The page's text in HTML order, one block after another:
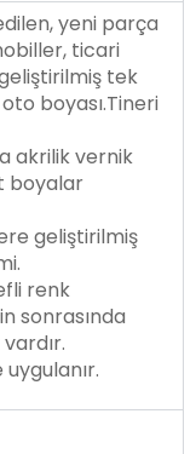
yeni parça
ticari
tek
boyası.Tineri
akrilik vernik
boyalar
geliştirilmiş
renk
sonrasında